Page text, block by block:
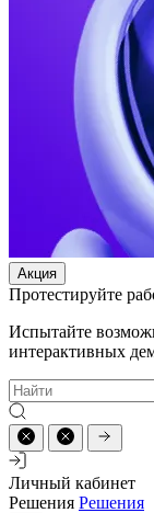
Акция
Протестируйте
Испытайте
интерактивных
Личный кабинет
Решения Решения